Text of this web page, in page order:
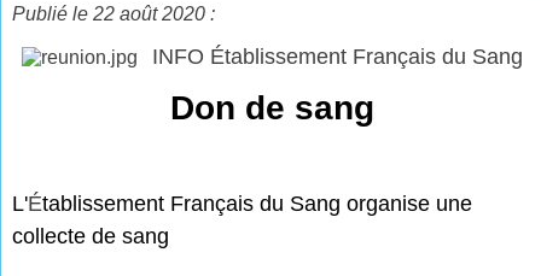
Publié le 22 août 2020 :
INFO Établissement Français du Sang
Don de sang
L'Établissement Français du Sang organise une
collecte de sang